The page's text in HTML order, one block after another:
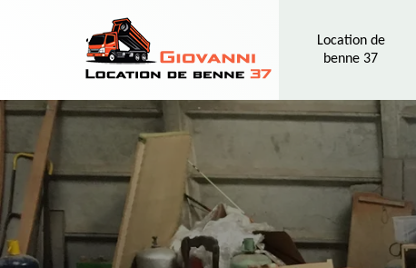
Location de
benne 37